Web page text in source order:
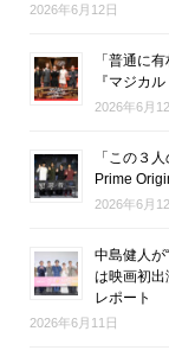
2026年6月12日
「普通に
『マジカ
2026年6月
「この３
Prime
2026年6月
中島健人が
は映画初出
レポート
2026年6月11日